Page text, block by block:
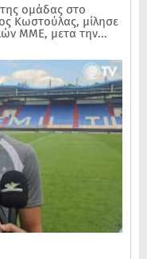
ομάδας στο
Κωστούλας, μίλησε
ΜΜΕ, μετα την...